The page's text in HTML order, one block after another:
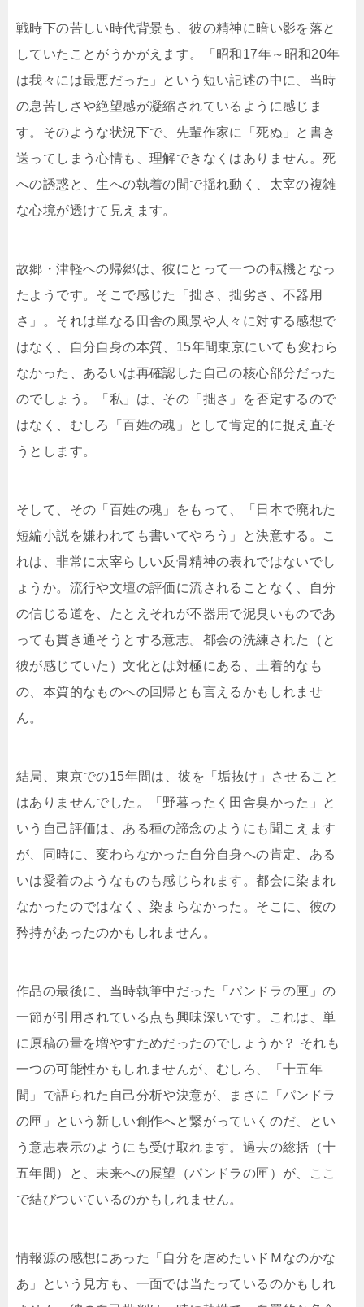
戦時下の苦しい時代背景も、彼の精神に暗い影を落と
していたことがうかがえます。「昭和17年～昭和20年
は我々には最悪だった」という短い記述の中に、当時
の息苦しさや絶望感が凝縮されているように感じま
す。そのような状況下で、先輩作家に「死ぬ」と書き
送ってしまう心情も、理解できなくはありません。死
への誘惑と、生への執着の間で揺れ動く、太宰の複雑
な心境が透けて見えます。
故郷・津軽への帰郷は、彼にとって一つの転機となっ
たようです。そこで感じた「拙さ、拙劣さ、不器用
さ」。それは単なる田舎の風景や人々に対する感想で
はなく、自分自身の本質、15年間東京にいても変わら
なかった、あるいは再確認した自己の核心部分だった
のでしょう。「私」は、その「拙さ」を否定するので
はなく、むしろ「百姓の魂」として肯定的に捉え直そ
うとします。
そして、その「百姓の魂」をもって、「日本で廃れた
短編小説を嫌われても書いてやろう」と決意する。こ
れは、非常に太宰らしい反骨精神の表れではないでし
ょうか。流行や文壇の評価に流されることなく、自分
の信じる道を、たとえそれが不器用で泥臭いものであ
っても貫き通そうとする意志。都会の洗練された（と
彼が感じていた）文化とは対極にある、土着的なも
の、本質的なものへの回帰とも言えるかもしれませ
ん。
結局、東京での15年間は、彼を「垢抜け」させること
はありませんでした。「野暮ったく田舎臭かった」と
いう自己評価は、ある種の諦念のようにも聞こえます
が、同時に、変わらなかった自分自身への肯定、ある
いは愛着のようなものも感じられます。都会に染まれ
なかったのではなく、染まらなかった。そこに、彼の
矜持があったのかもしれません。
作品の最後に、当時執筆中だった「パンドラの匣」の
一節が引用されている点も興味深いです。これは、単
に原稿の量を増やすためだったのでしょうか？ それも
一つの可能性かもしれませんが、むしろ、「十五年
間」で語られた自己分析や決意が、まさに「パンドラ
の匣」という新しい創作へと繋がっていくのだ、とい
う意志表示のようにも受け取れます。過去の総括（十
五年間）と、未来への展望（パンドラの匣）が、ここ
で結びついているのかもしれません。
情報源の感想にあった「自分を虐めたいドＭなのかな
あ」という見方も、一面では当たっているのかもしれ